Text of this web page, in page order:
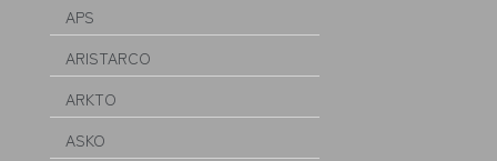
APS
ARISTARCO
ARKTO
ASKO